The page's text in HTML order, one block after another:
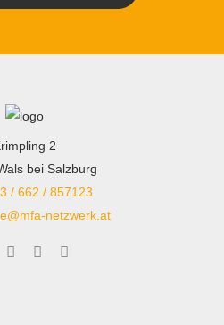
2
bei Salzburg
/ 662 / 857123
netzwerk.at